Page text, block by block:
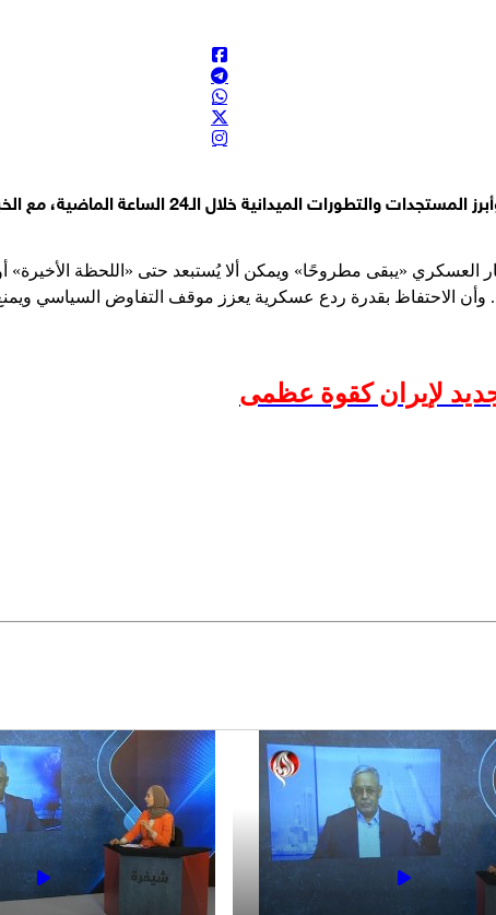
جنوبي البلاد
من الآخرين
على الاتفاق المعلن بين السعودية وتركيا وباكستان: على
بالمنظمة فيما وُجهت للموساد خلال أكثر من عامين انتقادات في عدة
شيفرة الميدان، زاوية تحليلية عسكرية حيث تسلط
«يبقى مطروحًا» ويمكن ألا يُستبعد حتى «اللحظة الأخيرة» أو
وأن الاحتفاظ بقدرة ردع عسكرية يعزز موقف التفاوض السياسي
لإيران كقوة عظمى